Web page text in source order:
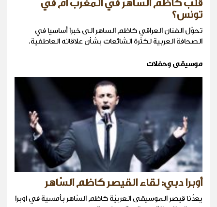
قلب كاظم الساهر في المغرب أم في
تونس؟
تحوّل الفنان العراقي كاظم الساهر الى خبرا أساسيا في
الصحافة العربية لكثرة الشائعات بشأن علاقاته العاطفية.
موسيقى وحفلات
أوبرا دبي: لقاء القيصر كاظم السّاهر
يعدُنا قيصر الموسيقى العربيّة كاظم السّاهر بأمسية في اوبرا